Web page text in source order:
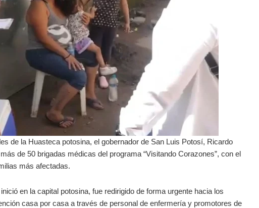
de la Huasteca potosina, el gobernador de San Luis Potosí, Ricardo
de 50 brigadas médicas del programa “Visitando Corazones”, con el
más afectadas.
en la capital potosina, fue redirigido de forma urgente hacia los
casa por casa a través de personal de enfermería y promotores de